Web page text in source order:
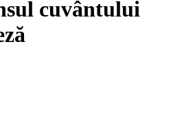
cuvântului